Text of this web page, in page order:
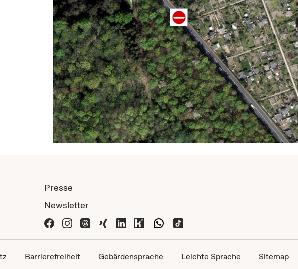
Presse
Newsletter
Barrierefreiheit Gebärdensprache Leichte Sprache Sitemap